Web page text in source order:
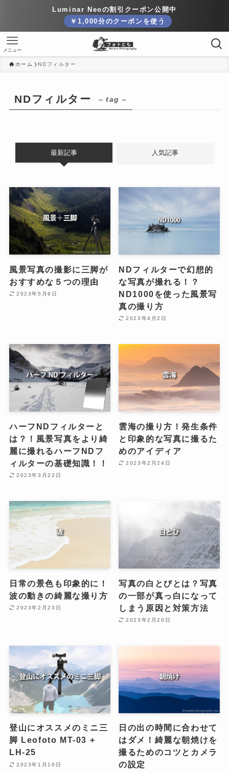
Luminar Neoの割引クーポン公開中
￥1,000分のクーポンを使う
メニュー
ホーム NDフィルター
NDフィルター – tag –
最新記事 人気記事
風景写真の撮影に三脚が
おすすめな５つの理由
2023年5月9日
NDフィルターで幻想的
な写真が撮れる！？
ND1000を使った風景写
真の撮り方
2023年4月2日
ハーフNDフィルターと
は？！風景写真をより綺
麗に撮れるハーフNDフ
ィルターの基礎知識！！
2023年3月22日
雲海の撮り方！発生条件
と印象的な写真に撮るた
めのアイディア
2023年2月24日
日常の景色も印象的に！
波の動きの綺麗な撮り方
2023年2月23日
写真の白とびとは？写真
の一部が真っ白になって
しまう原因と対策方法
2023年2月20日
登山にオススメのミニ三
脚 Leofoto MT-03 +
LH-25
2023年1月10日
日の出の時間に合わせて
はダメ！綺麗な朝焼けを
撮るためのコツとカメラ
の設定